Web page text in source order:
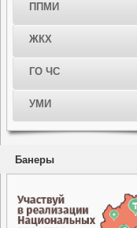
ППМИ
ЖКХ
ГО ЧС
УМИ
Банеры